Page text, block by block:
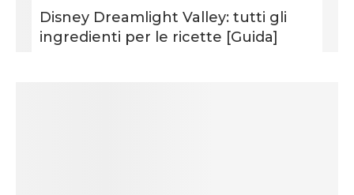
Disney Dreamlight Valley: tutti gli
ingredienti per le ricette [Guida]